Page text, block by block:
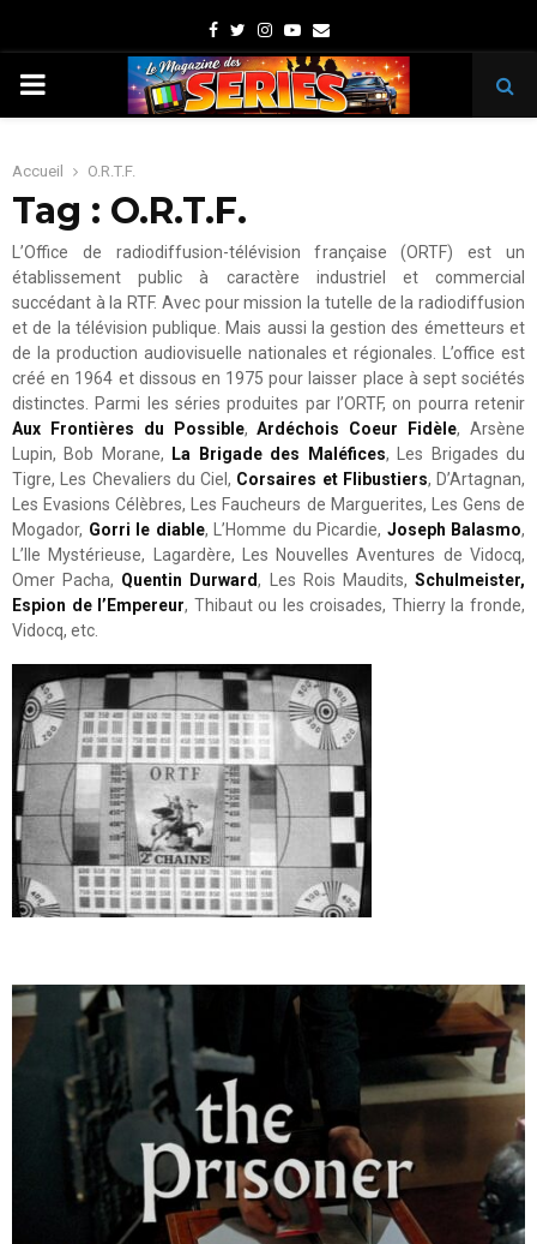
Facebook
TwitterInstagram
Youtube
Email
PRIMARY
Accueil O.R.T.F.
Tag : O.R.T.F.
L’Office de radiodiffusion-télévision française (ORTF) est un
établissement public à caractère industriel et commercial
succédant à la RTF. Avec pour mission la tutelle de la radiodiffusion
et de la télévision publique. Mais aussi la gestion des émetteurs et
de la production audiovisuelle nationales et régionales. L’office est
créé en 1964 et dissous en 1975 pour laisser place à sept sociétés
distinctes. Parmi les séries produites par l’ORTF, on pourra retenir
Aux Frontières du Possible,Ardéchois Coeur Fidèle, Arsène
Lupin, Bob Morane,
La Brigade des Maléfices, Les Brigades du
Tigre, Les Chevaliers du Ciel, Corsaires et Flibustiers, D’Artagnan,
Les Evasions Célèbres, Les Faucheurs de Marguerites, Les Gens de
Mogador, Gorri le diable, L’Homme du Picardie, Joseph Balasmo,
L’Ile Mystérieuse, Lagardère, Les Nouvelles Aventures de Vidocq,
Omer Pacha, Quentin Durward, Les Rois Maudits,Schulmeister,
Espion de l’Empereur, Thibaut ou les croisades, Thierry la fronde,
Vidocq, etc.